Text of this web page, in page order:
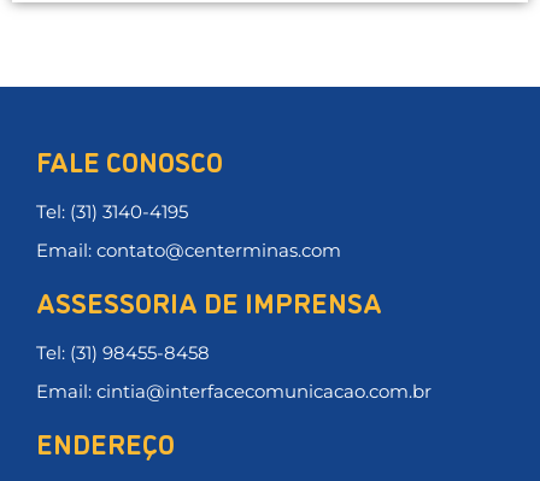
FALE CONOSCO
Tel: (31) 3140-4195
Email: contato@centerminas.com
ASSESSORIA DE IMPRENSA
Tel: (31) 98455-8458
Email: cintia@interfacecomunicacao.com.br
ENDEREÇO